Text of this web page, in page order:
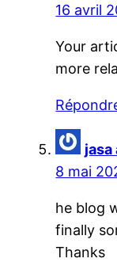
16 avril
Your
more
jasa
8 mai
he blog
finally
Thanks